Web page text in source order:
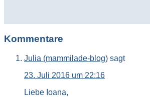
Kommentare
Julia (mammilade-blog) sagt
23. Juli 2016 um 22:16
Liebe Ioana,